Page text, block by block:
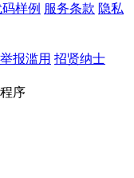
样例 服务条款 隐私
举报滥用 招贤纳士
序